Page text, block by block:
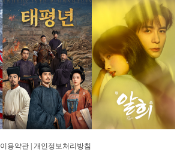
이용약관 개인정보처리방침